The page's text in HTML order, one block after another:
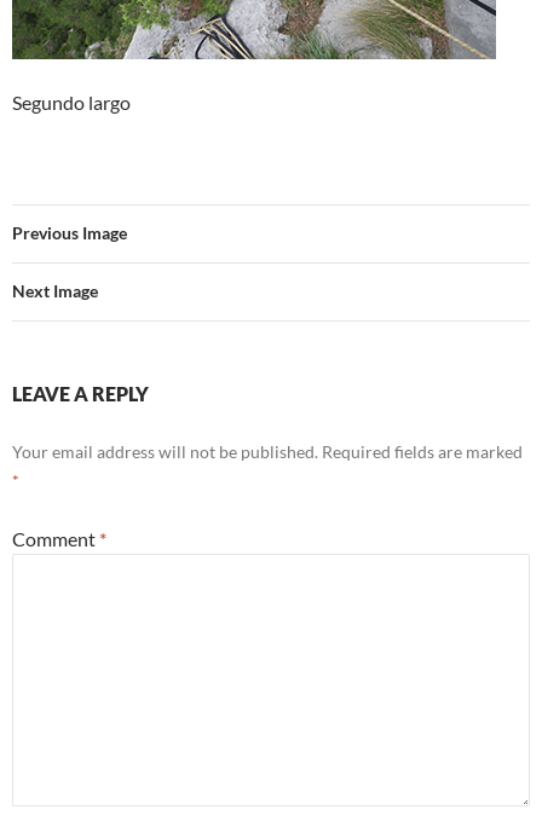
Segundo largo
Previous Image
Next Image
LEAVE A REPLY
Your email address will not be published. Required fields are marked
*
Comment *